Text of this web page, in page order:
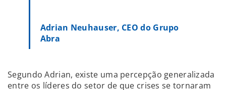
Adrian Neuhauser, CEO do Grupo
Abra
Segundo Adrian, existe uma percepção generalizada
entre os líderes do setor de que crises se tornaram